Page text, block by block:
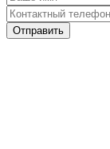
Отправить